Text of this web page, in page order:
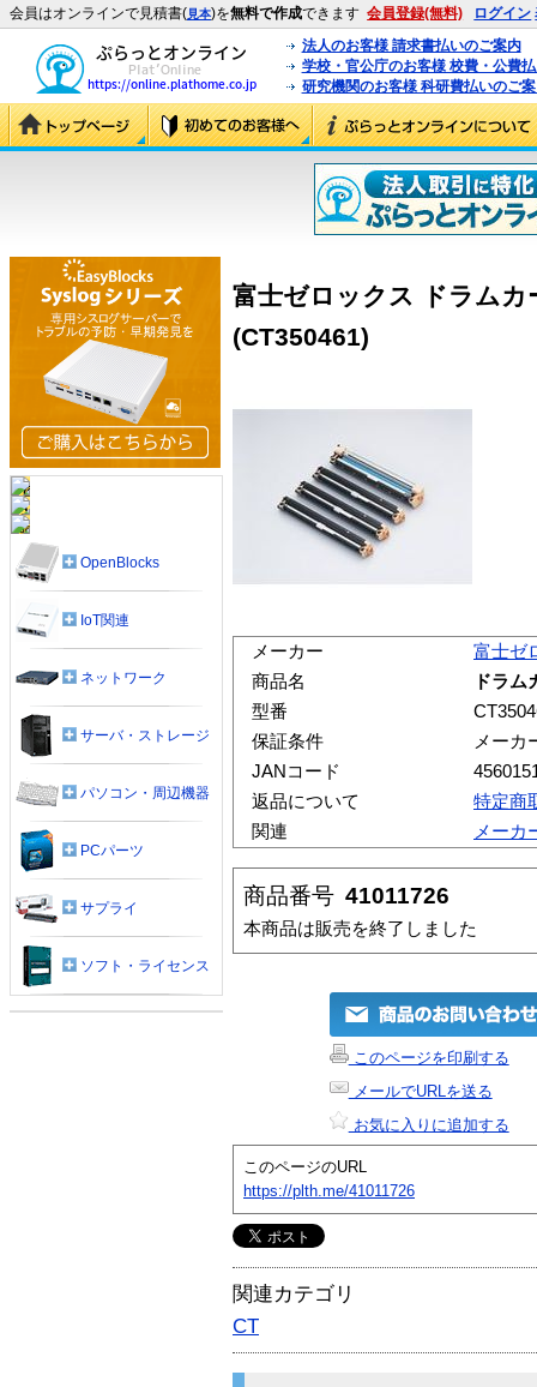
会員はオンラインで見積書(見本)を無料で作成できます 会員登録(無料) ログイン
法人のお客様 請求書払いのご案内
学校・官公庁のお客様 校費・公費
研究機関のお客様 科研費払いのご
富士ゼロックス ドラムカ
(CT350461)
メーカー
富士ゼ
商品名
ドラ
型番
保証条件
メーカ
JANコード
返品について
特定商
関連
メーカ
商品番号 41011726
本商品は販売を終了しました
このページを印刷する
メールでURLを送る
お気に入りに追加する
このページのURL
https://plth.me/41011726
関連カテゴリ
CT
OpenBlocks
IoT関連
ネットワーク
サーバ・ストレージ
パソコン・周辺機器
PCパーツ
サプライ
ソフト・ライセンス